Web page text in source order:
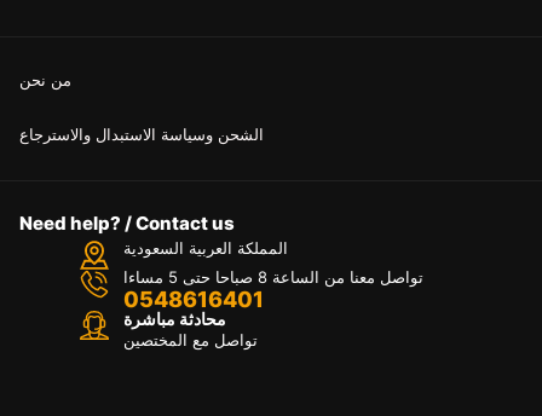
من نحن
الشحن وسياسة الاستبدال والاسترجاع
Need help? / Contact us
المملكة العربية السعودية
تواصل معنا من الساعة 8 صباحا حتى 5 مساءا
0548616401
محادثة مباشرة
تواصل مع المختصين